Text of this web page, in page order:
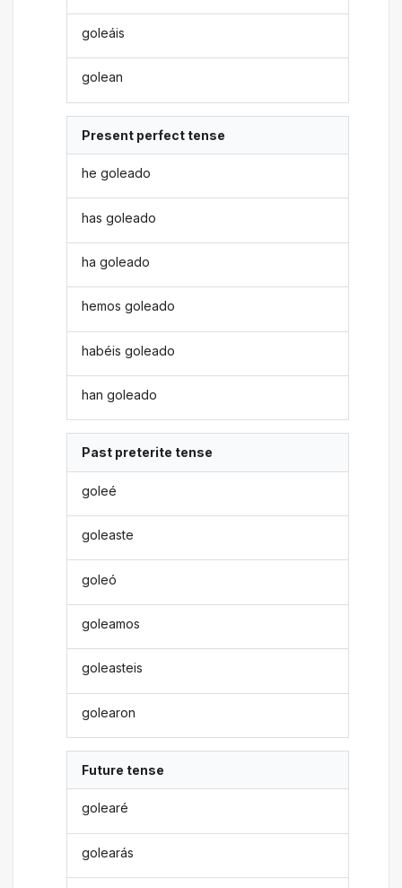
goleáis
golean
Present perfect tense
he goleado
has goleado
ha goleado
hemos goleado
habéis goleado
han goleado
Past preterite tense
goleé
goleaste
goleó
goleamos
goleasteis
golearon
Future tense
golearé
golearás